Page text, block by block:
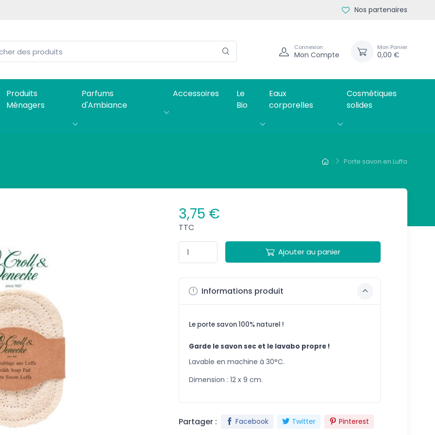
Nos partenaires
Connexion
Mon Compte
Mon Panier
0,00 €
Produits
Ménagers
Parfums
d'Ambiance
Accessoires
Le
Bio
Eaux
corporelles
Cosmétiques
solides
Porte savon en Luffa
3,75 €
TTC
Ajouter au panier
Informations produit
Le porte savon 100% naturel !
Garde le savon sec et le lavabo propre !
Lavable en machine à 30°C.
Dimension : 12 x 9 cm.
Partager : Facebook Twitter Pinterest